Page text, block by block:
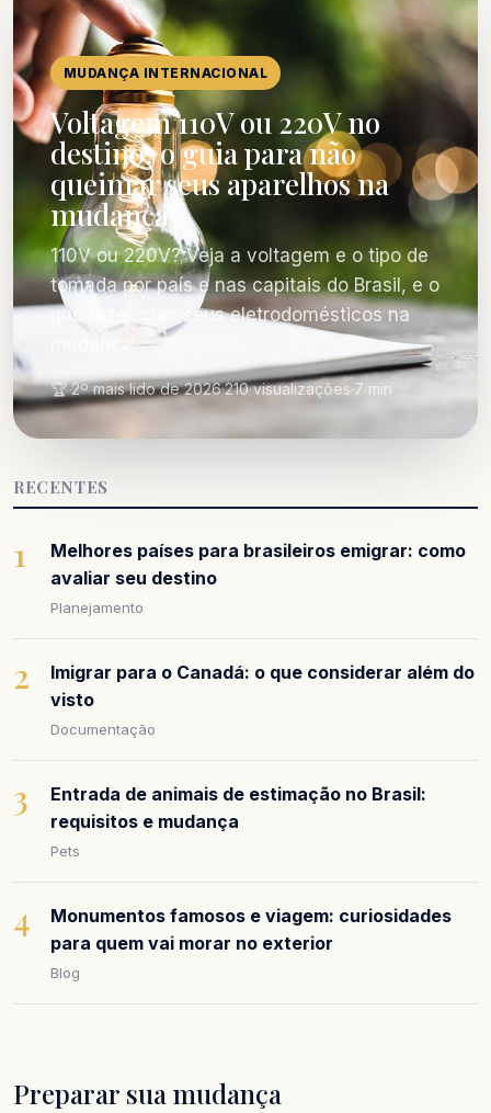
MUDANÇA INTERNACIONAL
Voltagem 110V ou 220V no
destino: o guia para não
queimar seus aparelhos na
mudança
110V ou 220V? Veja a voltagem e o tipo de
tomada por país e nas capitais do Brasil, e o
que fazer com seus eletrodomésticos na
🏆 2º mais lido de 2026·210 visualizações·7 min
RECENTES
1
Melhores países para brasileiros emigrar: como
avaliar seu destino
Planejamento
2
Imigrar para o Canadá: o que considerar além do
visto
Documentação
3
Entrada de animais de estimação no Brasil:
requisitos e mudança
Pets
4
Monumentos famosos e viagem: curiosidades
para quem vai morar no exterior
Blog
Preparar sua mudança